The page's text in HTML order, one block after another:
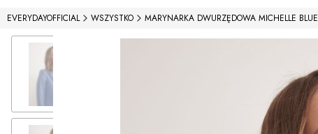
EVERYDAYOFFICIAL WSZYSTKO MARYNARKA DWURZĘDOWA MICHELLE BLUE